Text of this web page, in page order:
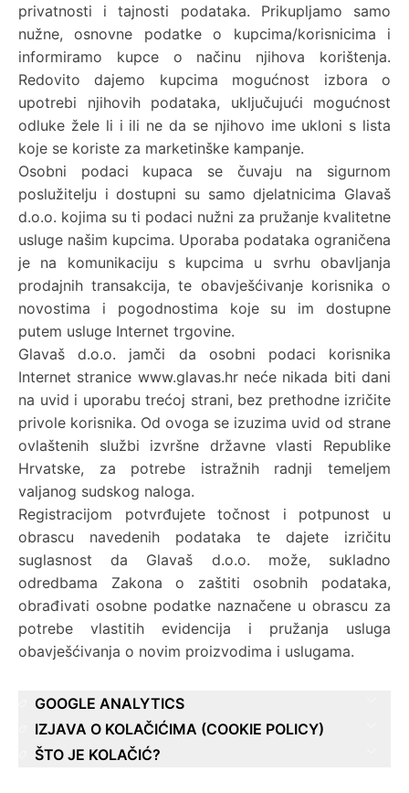
privatnosti i tajnosti podataka. Prikupljamo samo
nužne, osnovne podatke o kupcima/korisnicima i
informiramo kupce o načinu njihova korištenja.
Redovito dajemo kupcima mogućnost izbora o
upotrebi njihovih podataka, uključujući mogućnost
odluke žele li i ili ne da se njihovo ime ukloni s lista
koje se koriste za marketinške kampanje.
Osobni podaci kupaca se čuvaju na sigurnom
poslužitelju i dostupni su samo djelatnicima Glavaš
d.o.o. kojima su ti podaci nužni za pružanje kvalitetne
usluge našim kupcima. Uporaba podataka ograničena
je na komunikaciju s kupcima u svrhu obavljanja
prodajnih transakcija, te obavješćivanje korisnika o
novostima i pogodnostima koje su im dostupne
putem usluge Internet trgovine.
Glavaš d.o.o. jamči da osobni podaci korisnika
Internet stranice www.glavas.hr neće nikada biti dani
na uvid i uporabu trećoj strani, bez prethodne izričite
privole korisnika. Od ovoga se izuzima uvid od strane
ovlaštenih službi izvršne državne vlasti Republike
Hrvatske, za potrebe istražnih radnji temeljem
valjanog sudskog naloga.
Registracijom potvrđujete točnost i potpunost u
obrascu navedenih podataka te dajete izričitu
suglasnost da Glavaš d.o.o. može, sukladno
odredbama Zakona o zaštiti osobnih podataka,
obrađivati osobne podatke naznačene u obrascu za
potrebe vlastitih evidencija i pružanja usluga
obavješćivanja o novim proizvodima i uslugama.
GOOGLE ANALYTICS
Mrežna stranica koristi Google Analytics, mrežnu
uslugu za analizu koju omogućuje Google, Inc.
IZJAVA O KOLAČIĆIMA (COOKIE POLICY)
Kako bi posjećivanje naše internetske stranice bilo
ŠTO JE KOLAČIĆ?